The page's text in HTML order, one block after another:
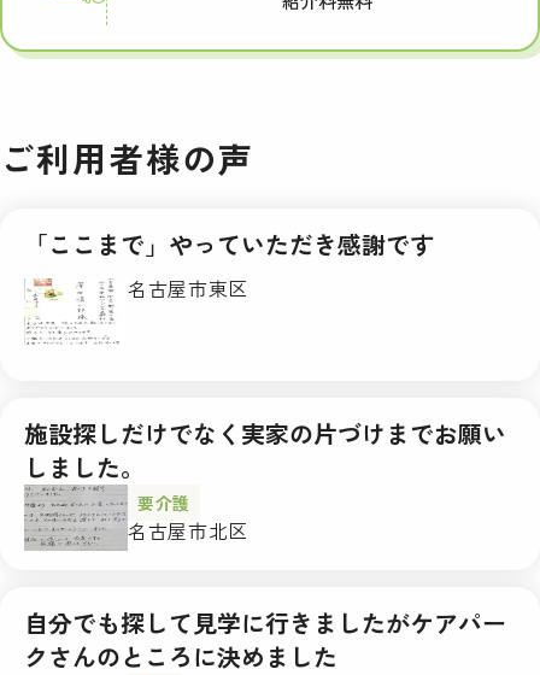
ご利用者様の声
「ここまで」やっていただき感謝です
名古屋市東区
施設探しだけでなく実家の片づけまでお願い
しました。
要介護
名古屋市北区
自分でも探して見学に行きましたがケアパー
クさんのところに決めました